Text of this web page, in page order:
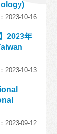
2023-10-16
2023年
2023-10-13
2023-09-12